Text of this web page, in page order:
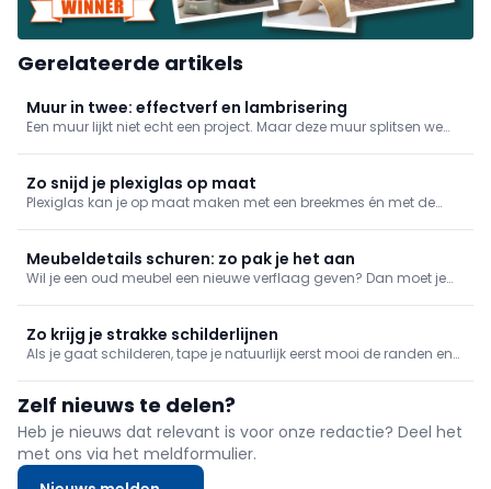
Gerelateerde artikels
Muur in twee: effectverf en lambrisering
Een muur lijkt niet echt een project. Maar deze muur splitsen we
Zo snijd je plexiglas op maat
Plexiglas kan je op maat maken met een breekmes én met de
Meubeldetails schuren: zo pak je het aan
Wil je een oud meubel een nieuwe verflaag geven? Dan moet je
schilderklaar resultaat.
Zo krijg je strakke schilderlijnen
Als je gaat schilderen, tape je natuurlijk eerst mooi de randen en
Zelf nieuws te delen?
Heb je nieuws dat relevant is voor onze redactie? Deel het
met ons via het meldformulier.